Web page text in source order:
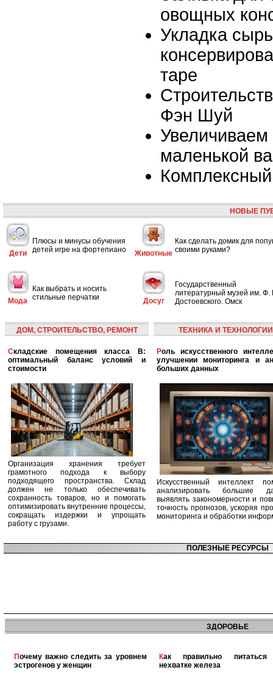
овощных
Укладка
таре
Фэн Шуй
Увеличиваем
маленькой
НОВЫЕ
Дети
Плюсы и минусы обучения
детей игре на фортепиано
Животные
Как сделать домик для
своими руками?
Мода
Как выбрать и носить
стильные перчатки
Досуг
Государственный
литературный музей им. Ф.
Достоевского. Омск
ДОМ, СТРОИТЕЛЬСТВО, РЕМОНТ
Складские помещения класса B:
оптимальный баланс условий и
стоимости
Организация хранения требует
грамотного подхода к выбору
подходящего пространства. Склад
должен не только обеспечивать
сохранность товаров, но и помогать
оптимизировать внутренние процессы,
сокращать издержки и упрощать
работу с грузами.
ТЕХНИКА И ТЕХНОЛОГИИ
Роль искусственного интеллекта в
улучшении мониторинга и
больших данных
Искусственный интеллект
анализировать большие
выявлять закономерности и
точность прогнозов, ускоряя
мониторинга и обработки
ПОЛЕЗНЫЕ РЕСУРСЫ
ЗДОРОВЬЕ
Почему важно следить за уровнем
эстрогенов у женщин
Как правильно питаться при
нехватке железа